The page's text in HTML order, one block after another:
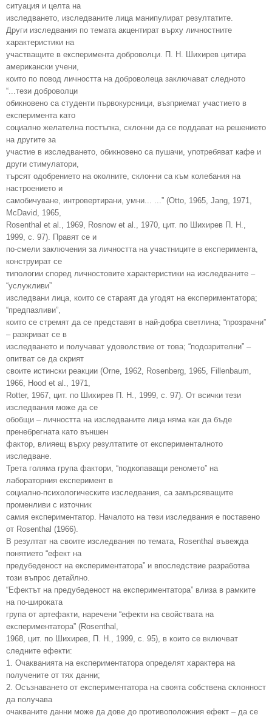
ситуация и целта на
изследването, изследваните лица манипулират резултатите.
Други изследвания по темата акцентират върху личностните
характеристики на
участващите в експеримента доброволци. П. Н. Шихирев цитира
американски учени,
които по повод личността на доброволеца заключават следното
“...тези доброволци
обикновено са студенти първокурсници, възприемат участието в
експеримента като
социално желателна постъпка, склонни да се поддават на решението
на другите за
участие в изследването, обикновено са пушачи, употребяват кафе и
други стимулатори,
търсят одобрението на околните, склонни са към колебания на
настроението и
самобичуване, интровертирани, умни... ...” (Otto, 1965, Jang, 1971,
McDavid, 1965,
Rosenthal et al., 1969, Rosnow et al., 1970, цит. по Шихирев П. Н.,
1999, с. 97). Правят се и
по-смели заключения за личността на участниците в експеримента,
конструират се
типологии според личностовите характеристики на изследваните –
“услужливи”
изследвани лица, които се стараят да угодят на експериментатора;
“предпазливи”,
които се стремят да се представят в най-добра светлина; “прозрачни”
– разкриват се в
изследването и получават удоволствие от това; “подозрителни” –
опитват се да скрият
своите истински реакции (Orne, 1962, Rosenberg, 1965, Fillenbaum,
1966, Hood et al., 1971,
Rotter, 1967, цит. по Шихирев П. Н., 1999, с. 97). От всички тези
изследвания може да се
обобщи – личността на изследваните лица няма как да бъде
пренебрегната като външен
фактор, влияещ върху резултатите от експерименталното
изследване.
Трета голяма група фактори, “подкопаващи реномето” на
лабораторния експеримент в
социално-психологическите изследвания, са замърсяващите
променливи с източник
самия експериментатор. Началото на тези изследвания е поставено
от Rosenthal (1966).
В резултат на своите изследвания по темата, Rosenthal въвежда
понятието “ефект на
предубеденост на експериментатора” и впоследствие разработва
този въпрос детайлно.
“Ефектът на предубеденост на експериментатора” влиза в рамките
на по-широката
група от артефакти, наречени “ефекти на свойствата на
експериментатора” (Rosenthal,
1968, цит. по Шихирев, П. Н., 1999, с. 95), в които се включват
следните ефекти:
1. Очакванията на експериментатора определят характера на
получените от тях данни;
2. Осъзнаването от експериментатора на своята собствена склонност
да получава
очакваните данни може да дове до противоположния ефект – да се